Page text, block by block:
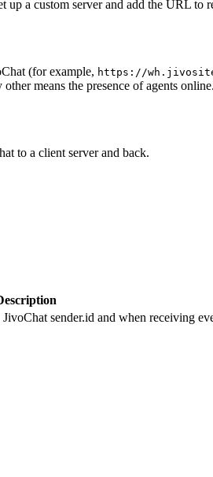
up a custom server and add the URL to
(for example, https://
other means the presence of agents
to a client server and back.
sender.id and when receiving